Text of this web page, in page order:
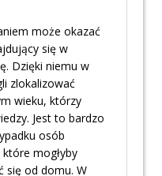
może okazać
się w
Dzięki niemu w
zlokalizować
wieku, którzy
Jest to bardzo
osób
mogłyby
się od domu. W